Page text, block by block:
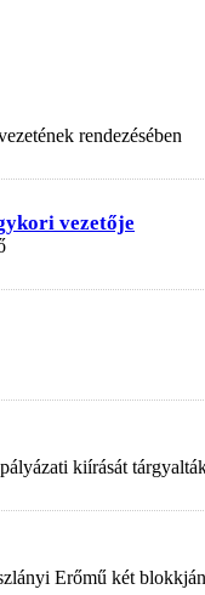
rendezésében
vezetője
kiírását
Erőmű két blokkján